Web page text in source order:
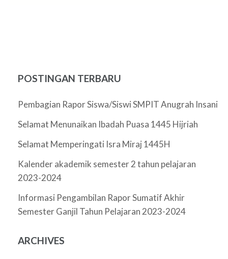
POSTINGAN TERBARU
Pembagian Rapor Siswa/Siswi SMPIT Anugrah Insani
Selamat Menunaikan Ibadah Puasa 1445 Hijriah
Selamat Memperingati Isra Miraj 1445H
Kalender akademik semester 2 tahun pelajaran
2023-2024
Informasi Pengambilan Rapor Sumatif Akhir
Semester Ganjil Tahun Pelajaran 2023-2024
ARCHIVES